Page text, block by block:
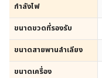
กำลังไฟ
ขนาดขวดที่รองรับ
ขนาดสายพานลำเลียง
ขนาดเครื่อง